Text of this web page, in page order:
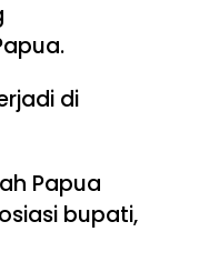
di
Papua
bupati,